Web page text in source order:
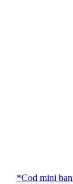
*Cod mini